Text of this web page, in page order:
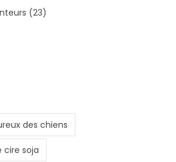
(23)
des chiens
cire soja